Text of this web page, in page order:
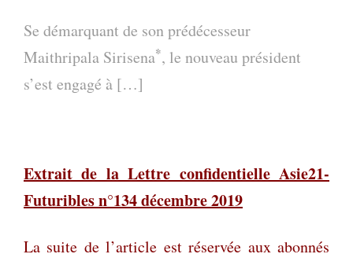
Se démarquant de son prédécesseur
Maithripala Sirisena*, le nouveau président
s’est engagé à […]
Extrait de la Lettre confidentielle Asie21-
Futuribles n°134 décembre 2019
La suite de l’article est réservée aux abonnés